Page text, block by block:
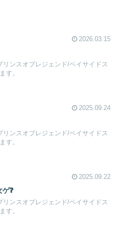
2026.03.15
ンスオブレジェンド/ベイサイドス
す。
2025.09.24
ンスオブレジェンド/ベイサイドス
す。
2025.09.22
❓
ンスオブレジェンド/ベイサイドス
す。